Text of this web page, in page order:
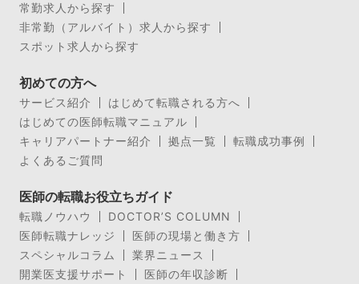
常勤求人から探す
非常勤（アルバイト）求人から探す
スポット求人から探す
初めての方へ
サービス紹介
はじめて転職される方へ
はじめての医師転職マニュアル
キャリアパートナー紹介
拠点一覧
転職成功事例
よくあるご質問
医師の転職お役立ちガイド
転職ノウハウ
DOCTOR’S COLUMN
医師転職ナレッジ
医師の現場と働き方
スペシャルコラム
業界ニュース
開業医支援サポート
医師の年収診断